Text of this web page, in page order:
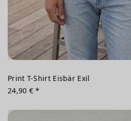
Print T-Shirt Eisbär Exil
24,90 € *